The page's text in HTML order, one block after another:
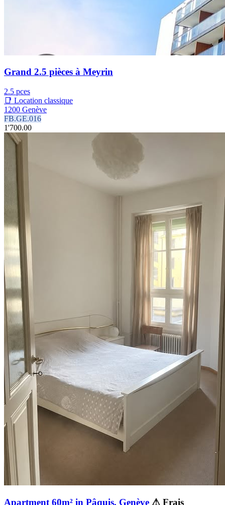
Grand 2.5 pièces à Meyrin
2.5 pces
📑 Location classique
1200 Genève
FB.GE.016
1'700.00
Apartment 60m² in Pâquis, Genève ⚠ Frais